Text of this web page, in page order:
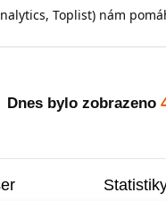
Toplist) nám
Dnes bylo zobrazeno